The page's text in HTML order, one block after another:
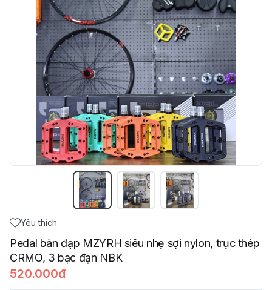
Yêu thích
Pedal bàn đạp MZYRH siêu nhẹ sợi nylon, trục thép
CRMO, 3 bạc đạn NBK
520.000đ